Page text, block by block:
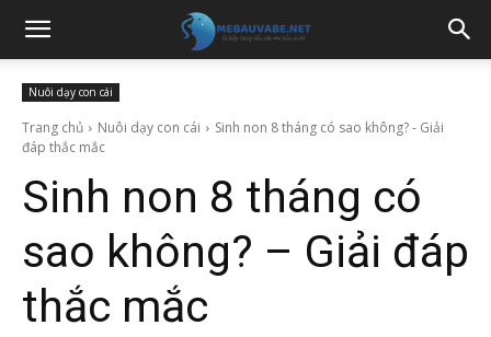
Nuôi dạy con cái
Trang chủ Nuôi dạy con cái
Sinh non 8 tháng có sao không? - Giải
đáp thắc mắc
Sinh non 8 tháng có
sao không? – Giải đáp
thắc mắc